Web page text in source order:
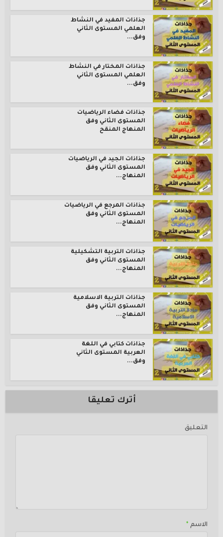
جذاذات المفيد في النشاط
العلمي المستوى الثاني
وفق...
جذاذات المختار في النشاط
العلمي المستوى الثاني
وفق...
جذاذات فضاء الرياضيات
المستوى الثاني وفق
المنهاج المنقح
جذاذات الجيد في الرياضيات
المستوى الثاني وفق
المنهاج...
جذاذات المرجع في الرياضيات
المستوى الثاني وفق
المنهاج...
جذاذات التربية التشكيلية
المستوى الثاني وفق
المنهاج...
جذاذات التربية الاسلامية
المستوى الثاني وفق
المنهاج...
جذاذات كتابي في اللغة
العربية المستوى الثاني
وفق...
أترك تعليقا
التعليق
الاسم *